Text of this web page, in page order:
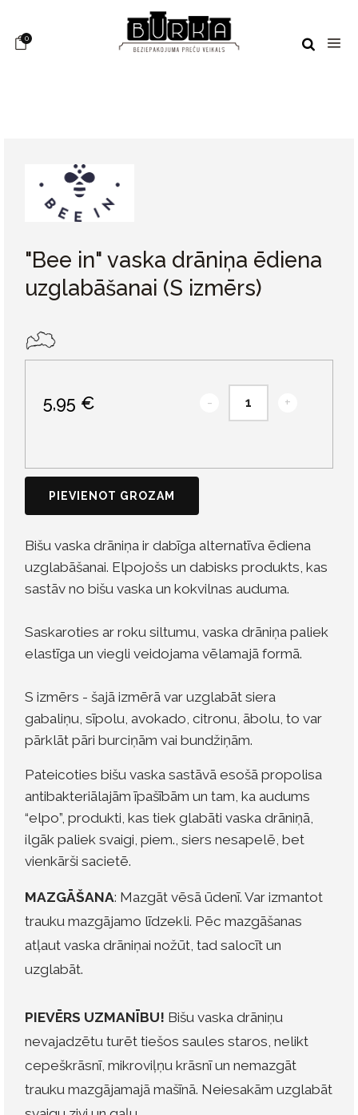
0
"Bee in" vaska drāniņa ēdiena
uzglabāšanai (S izmērs)
5,95 € - +
PIEVIENOT GROZAM
Bišu vaska drāniņa ir dabīga alternatīva ēdiena
uzglabāšanai. Elpojošs un dabisks produkts, kas
sastāv no bišu vaska un kokvilnas auduma.
Saskaroties ar roku siltumu, vaska drāniņa paliek
elastīga un viegli veidojama vēlamajā formā.
S izmērs - šajā izmērā var uzglabāt siera
gabaliņu, sīpolu, avokado, citronu, ābolu, to var
pārklāt pāri burciņām vai bundžiņām.
Pateicoties bišu vaska sastāvā esošā propolisa
antibakteriālajām īpašībām un tam, ka audums
“elpo”, produkti, kas tiek glabāti vaska drāniņā,
ilgāk paliek svaigi, piem., siers nesapelē, bet
vienkārši sacietē.
MAZGĀŠANA: Mazgāt vēsā ūdenī. Var izmantot
trauku mazgājamo līdzekli. Pēc mazgāšanas
atļaut vaska drāniņai nožūt, tad salocīt un
uzglabāt.
PIEVĒRS UZMANĪBU! Bišu vaska drāniņu
nevajadzētu turēt tiešos saules staros, nelikt
cepeškrāsnī, mikroviļņu krāsnī un nemazgāt
trauku mazgājamajā mašīnā. Neiesakām uzglabāt